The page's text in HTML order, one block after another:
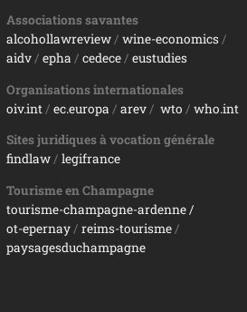
Associations savantes
alcohollawreview/ wine-economics/
aidv/ epha / cedece/ eustudies
Organisations internationales
oiv.int/ ec.europa / arev/ wto / who.int
Sites juridiques à vocation générale
findlaw/ legifrance
Tourisme en Champagne
tourisme-champagne-ardenne /
ot-epernay/ reims-tourisme/
paysagesduchampagne